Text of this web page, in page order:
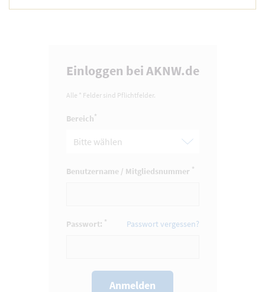
Einloggen bei AKNW.de
Alle * Felder sind Pflichtfelder.
Bereich*
Benutzername / Mitgliedsnummer *
Passwort: * Passwort vergessen?